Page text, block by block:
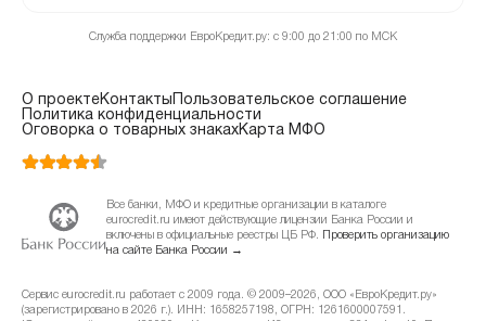
Служба поддержки ЕвроКредит.ру: с 9:00 до 21:00 по МСК
О проектеКонтакты
Пользовательское соглашение
Политика конфиденциальности
Оговорка о товарных знакахКарта МФО
Все банки, МФО и кредитные организации в каталоге
eurocredit.ru имеют действующие лицензии Банка России и
включены в официальные реестры ЦБ РФ.
Проверить организацию
на сайте Банка России →
Сервис eurocredit.ru работает с 2009 года. © 2009–2026, ООО «ЕвроКредит.ру»
(зарегистрировано в 2026 г.). ИНН: 1658257198, ОГРН: 1261600007591.